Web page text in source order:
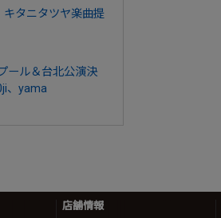
タニタツヤ楽曲提
ール＆台北公演決
、yama
店舗情報